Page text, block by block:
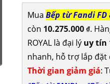
Mua Bếp từ Fandi FD
còn 10.275.000 ₫.
ROYAL là đại lý uy tín
nhanh, hỗ trợ lắp đặt
Thời gian giảm giá: